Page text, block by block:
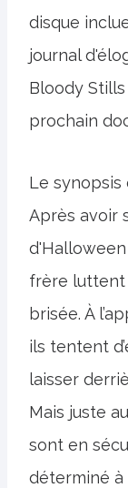
disque
journal
Bloody
prochain
Le synopsis
Après avoir
frère luttent
brisée. À
ils tentent
laisser
Mais juste
sont en
déterminé